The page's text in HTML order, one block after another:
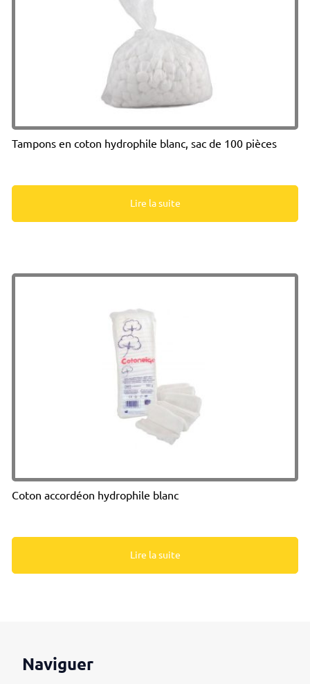
Tampons en coton hydrophile blanc, sac de 100 pièces
Lire la suite
Coton accordéon hydrophile blanc
Lire la suite
Naviguer